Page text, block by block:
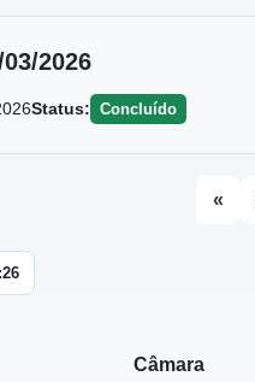
2026
Status: Concluído
«
Câmara